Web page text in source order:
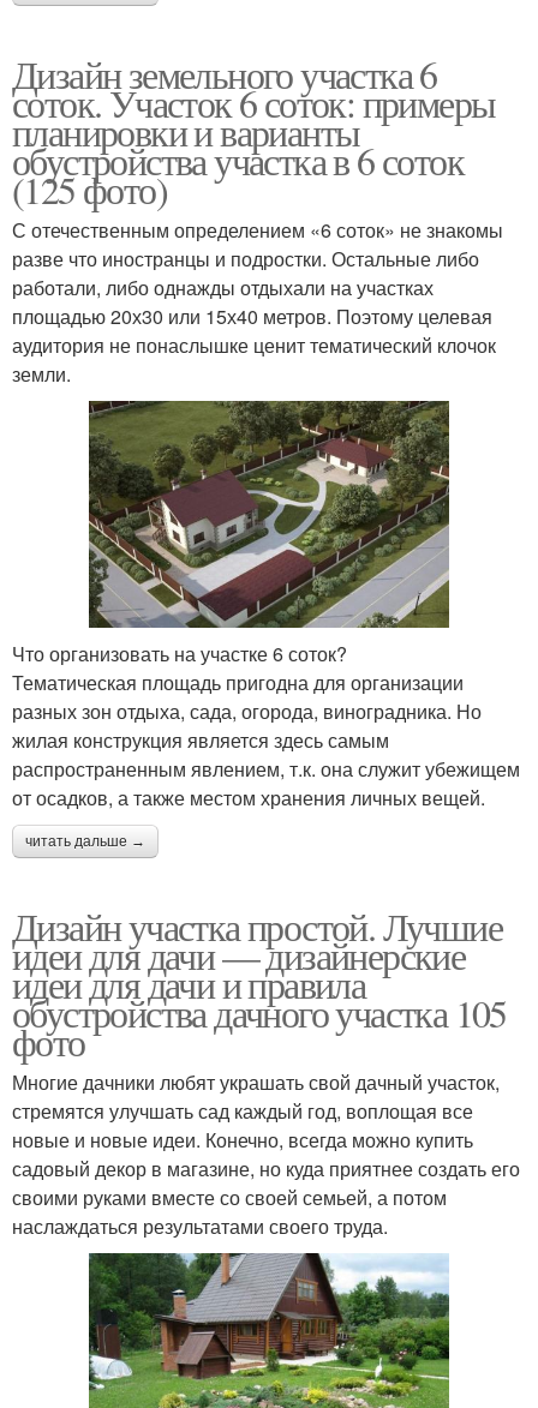
Дизайн земельного участка 6
соток. Участок 6 соток: примеры
планировки и варианты
обустройства участка в 6 соток
(125 фото)
С отечественным определением «6 соток» не знакомы
разве что иностранцы и подростки. Остальные либо
работали, либо однажды отдыхали на участках
площадью 20х30 или 15х40 метров. Поэтому целевая
аудитория не понаслышке ценит тематический клочок
земли.
Что организовать на участке 6 соток?
Тематическая площадь пригодна для организации
разных зон отдыха, сада, огорода, виноградника. Но
жилая конструкция является здесь самым
распространенным явлением, т.к. она служит убежищем
от осадков, а также местом хранения личных вещей.
читать дальше →
Дизайн участка простой. Лучшие
идеи для дачи — дизайнерские
идеи для дачи и правила
обустройства дачного участка 105
фото
Многие дачники любят украшать свой дачный участок,
стремятся улучшать сад каждый год, воплощая все
новые и новые идеи. Конечно, всегда можно купить
садовый декор в магазине, но куда приятнее создать его
своими руками вместе со своей семьей, а потом
наслаждаться результатами своего труда.